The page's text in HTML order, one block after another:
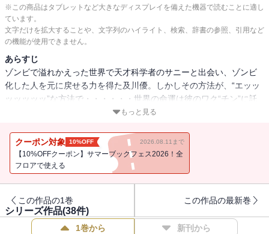
※この商品はタブレットなど大きなディスプレイを備えた機器で読むことに適し
ています。
文字だけを拡大することや、文字列のハイライト、検索、辞書の参照、引用など
の機能が使用できません。
あらすじ
ゾンビで溢れかえった世界で天才科学者のサニーと出会い、ゾンビ
化した人を元に戻せる力を得た及川優。しかしその方法が、“エッッ
ッッッッッ”な方法で・・・・・・世界の命運は彼のワク“チン”に託
もっと見る
クーポン対象 10%OFF 2026.08.11まで
【10%OFFクーポン】サマーブックフェス2026！全
フロアで使える
この作品の1巻 この作品の最新巻
シリーズ作品(38件)
1巻から 新刊から